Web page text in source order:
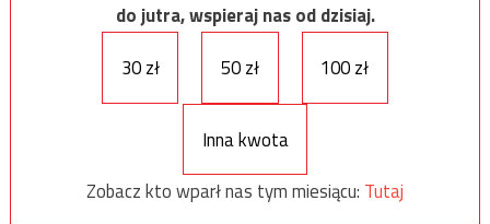
do jutra, wspieraj nas od dzisiaj.
30 zł
50 zł 100 zł
Inna kwota
Zobacz kto wparł nas tym miesiącu: Tutaj